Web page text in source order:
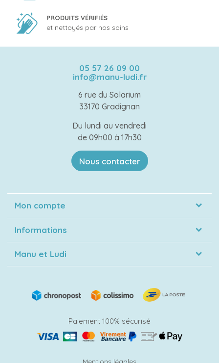
PRODUITS VÉRIFIÉS
et nettoyés par nos soins
05 57 26 09 00
info@manu-ludi.fr
6 rue du Solarium
33170 Gradignan
Du lundi au vendredi
de 09h00 à 17h30
Nous contacter
Mon compte
Informations
Manu et Ludi
Paiement 100% sécurisé
Mentions légales